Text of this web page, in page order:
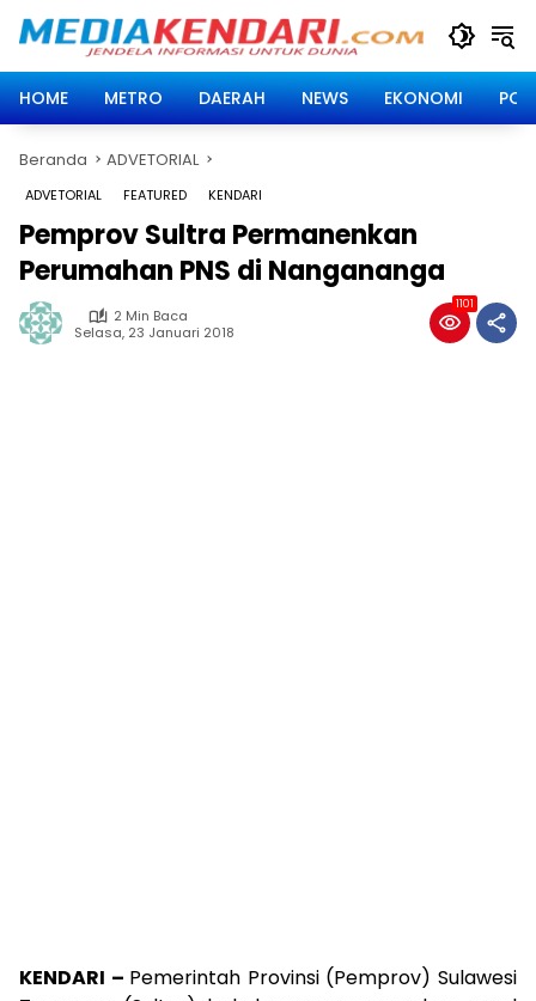
HOME
METRO DAERAH NEWS EKONOMI
Beranda ADVETORIAL
ADVETORIAL FEATURED KENDARI
Pemprov Sultra Permanenkan
Perumahan PNS di Nangananga
2 Min Baca
Selasa, 23 Januari 2018
1101
KENDARI – Pemerintah Provinsi (Pemprov) Sulawesi